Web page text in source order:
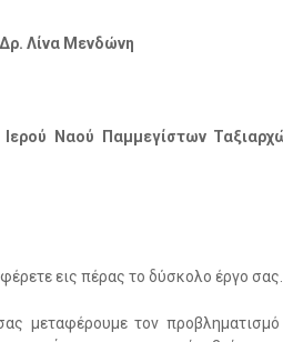
Λίνα Μενδώνη
Ναού Παμμεγίστων
εις πέρας το δύσκολο έργο σας.
μεταφέρουμε τον προβληματισμό